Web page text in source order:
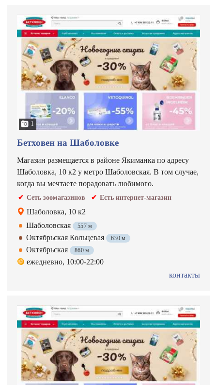
1
Бетховен на Шаболовке
Магазин размещается в районе Якиманка по адресу
Шаболовка, 10 к2 у метро Шаболовская. В том случае,
когда вы мечтаете порадовать любимого.
Сеть зоомагазинов Есть интернет-магазин
Шаболовка, 10 к2
Шаболовская
557 м
Октябрьская Кольцевая 630 м
Октябрьская 860 м
ежедневно, 10:00-22:00
контакты